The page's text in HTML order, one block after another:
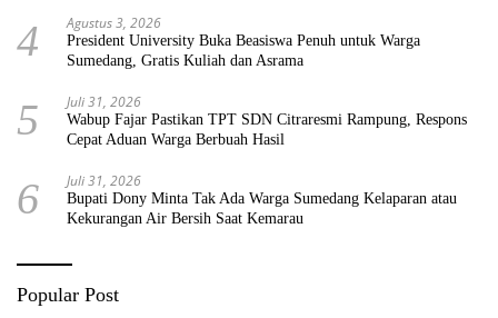
4 Agustus 3, 2026
President University Buka Beasiswa Penuh untuk Warga
Sumedang, Gratis Kuliah dan Asrama
5 Juli 31, 2026
Wabup Fajar Pastikan TPT SDN Citraresmi Rampung, Respons
Cepat Aduan Warga Berbuah Hasil
6 Juli 31, 2026
Bupati Dony Minta Tak Ada Warga Sumedang Kelaparan atau
Kekurangan Air Bersih Saat Kemarau
Popular Post